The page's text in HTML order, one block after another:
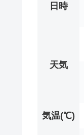
日時
天気
気温(℃)